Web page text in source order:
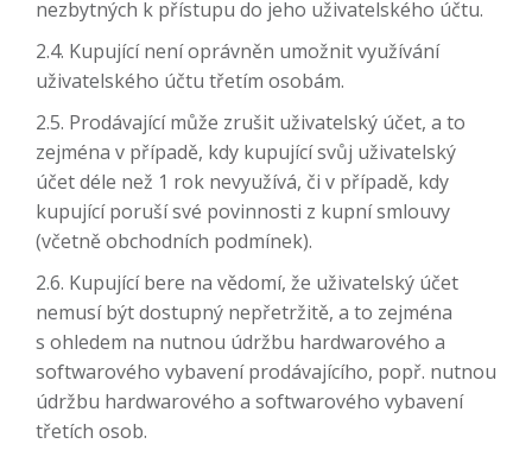
nezbytných k přístupu do jeho uživatelského účtu.
2.4. Kupující není oprávněn umožnit využívání
uživatelského účtu třetím osobám.
2.5. Prodávající může zrušit uživatelský účet, a to
zejména v případě, kdy kupující svůj uživatelský
účet déle než 1 rok nevyužívá, či v případě, kdy
kupující poruší své povinnosti z kupní smlouvy
(včetně obchodních podmínek).
2.6. Kupující bere na vědomí, že uživatelský účet
nemusí být dostupný nepřetržitě, a to zejména
s ohledem na nutnou údržbu hardwarového a
softwarového vybavení prodávajícího, popř. nutnou
údržbu hardwarového a softwarového vybavení
třetích osob.